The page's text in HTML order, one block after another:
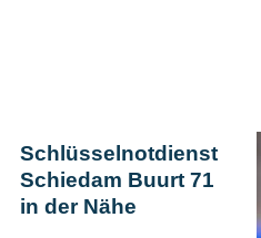
Schlüsselnotdienst
Schiedam Buurt 71
in der Nähe